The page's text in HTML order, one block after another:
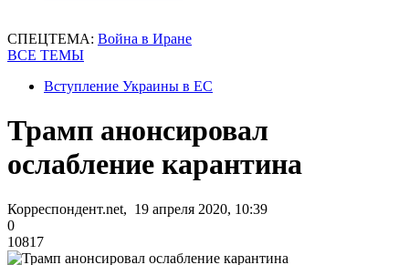
СПЕЦТЕМА: Война в Иране
ВСЕ ТЕМЫ
Вступление Украины в ЕС
Трамп анонсировал
ослабление карантина
Корреспондент.net, 19 апреля 2020, 10:39
0
10817